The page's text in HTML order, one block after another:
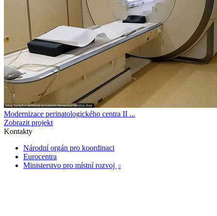
Modernizace perinatologického centra II ...
Zobrazit projekt
Kontakty
Národní orgán pro koordinaci
Eurocentra
Ministerstvo pro místní rozvoj
